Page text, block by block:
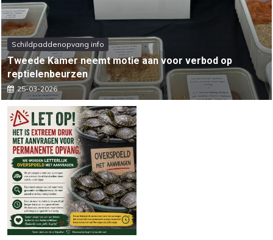
Schildpaddenopvang info
Tweede Kamer neemt motie aan voor verbod op
reptielenbeurzen
25-03-2026